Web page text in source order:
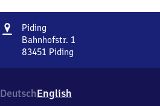
Adresse
Piding
Bahnhofstr. 1
83451 Piding
1,
8
DeutschEnglish